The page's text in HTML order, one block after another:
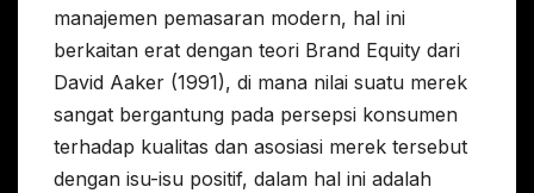
manajemen pemasaran modern, hal ini
berkaitan erat dengan teori Brand Equity dari
David Aaker (1991), di mana nilai suatu merek
sangat bergantung pada persepsi konsumen
terhadap kualitas dan asosiasi merek tersebut
dengan isu-isu positif, dalam hal ini adalah